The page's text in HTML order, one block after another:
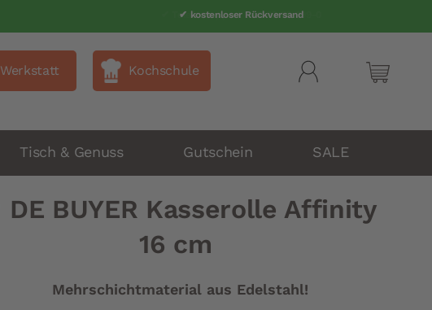
✔ kostenloser Rückversand
✔ Telefonsupport 040 80 60 999-0
Mein
Werkstatt Kochschule
Tisch & Genuss Gutschein SALE
DE BUYER Kasserolle Affinity
16 cm
Mehrschichtmaterial aus Edelstahl!